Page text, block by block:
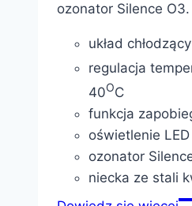
ozonator Silence O3.
układ chłodzący
regulacja
40OC
funkcja
oświetlenie LED
ozonator
niecka ze stali